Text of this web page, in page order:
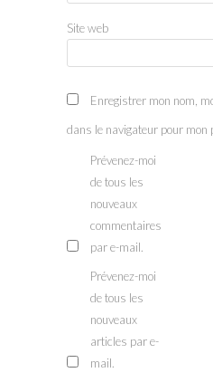
Site web
Enregistrer mon nom,
dans le navigateur pour mon
Prévenez-moi
de tous les
nouveaux
commentaires
par e-mail.
Prévenez-moi
de tous les
nouveaux
articles par e-
mail.